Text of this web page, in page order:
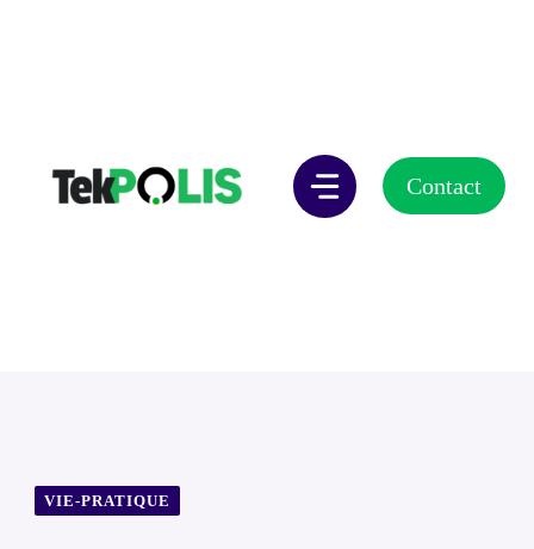
Contact
VIE-PRATIQUE